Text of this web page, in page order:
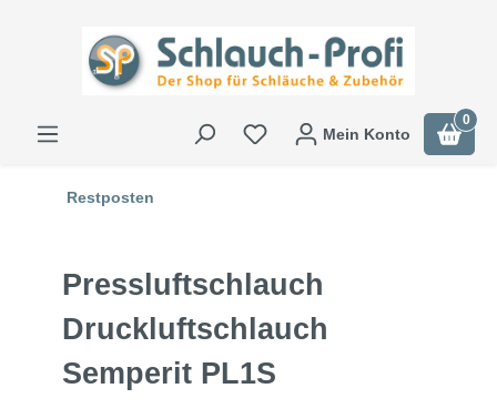
Mein Konto
0
Restposten
Pressluftschlauch
Druckluftschlauch
Semperit PL1S